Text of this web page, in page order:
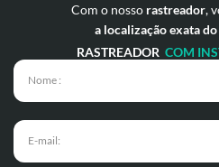
Com o nosso rastreador,
a localização exata
RASTREADOR COM